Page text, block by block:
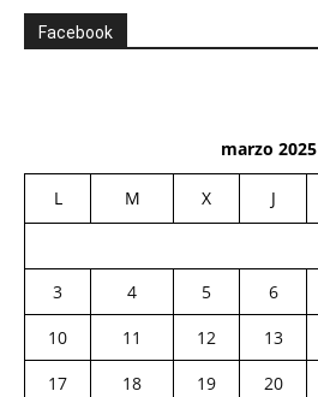
Facebook
marzo 2025
L M X J
3
4 5 6
10
11 12 13
17
18 19 20